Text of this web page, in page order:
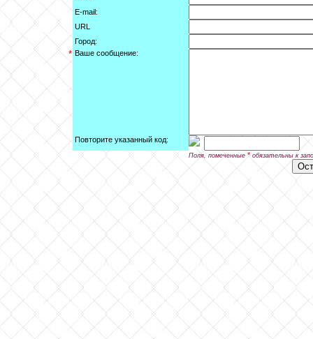
E-mail:
URL
Город:
* Ваше сообщение:
Повторите указанный код:
Поля, помеченные * обязательны к